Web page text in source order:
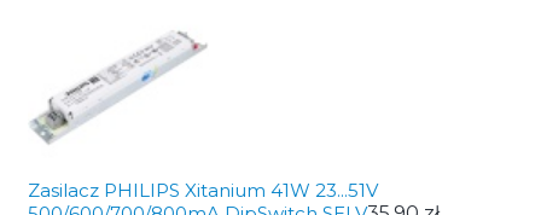
Zasilacz PHILIPS Xitanium 41W 23...51V